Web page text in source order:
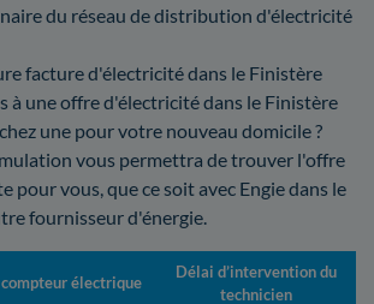
du réseau de distribution d'électricité
facture d'électricité dans le Finistère
à une offre d'électricité dans le Finistère
une pour votre nouveau domicile ?
vous permettra de trouver l'offre
pour vous, que ce soit avec Engie dans le
fournisseur d'énergie.
électrique
Délai d’intervention du
technicien